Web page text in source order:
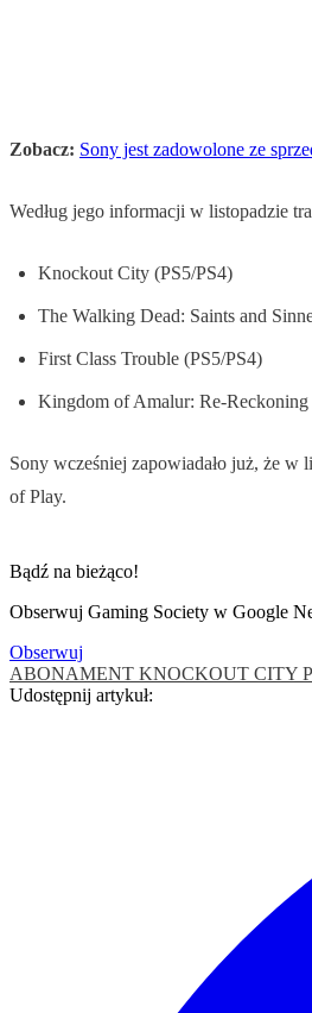
Zobacz: Sony jest zadowolone ze
Według jego informacji w listopadzie
Knockout City (PS5/PS4)
The Walking Dead: Saints and
First Class Trouble (PS5/PS4)
Kingdom of Amalur: Re-Reckoning
Sony wcześniej zapowiadało już, że
of Play.
Bądź na bieżąco!
Obserwuj Gaming Society w Google
Obserwuj
ABONAMENT KNOCKOUT CITY
Udostępnij artykuł: